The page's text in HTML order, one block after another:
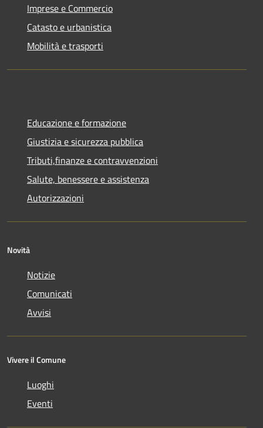
Imprese e Commercio
Catasto e urbanistica
Mobilità e trasporti
Educazione e formazione
Giustizia e sicurezza pubblica
Tributi,finanze e contravvenzioni
Salute, benessere e assistenza
Autorizzazioni
Novità
Notizie
Comunicati
Avvisi
Vivere il Comune
Luoghi
Eventi